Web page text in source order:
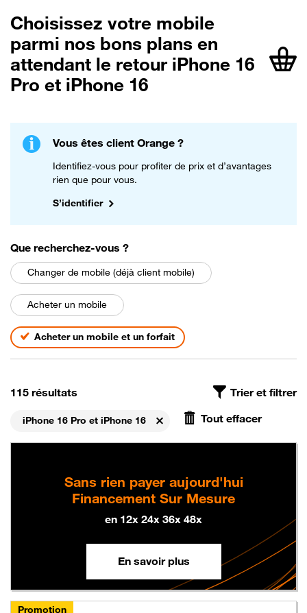
Choisissez votre mobile
parmi nos bons plans en
attendant le retour iPhone 16
Pro et iPhone 16
Vous êtes client Orange ?
Identifiez-vous pour profiter de prix et d’avantages
rien que pour vous.
S’identifier
Que recherchez-vous parmi les choix suivants
?
Changer de mobile (déjà client mobile)
Acheter un mobile
Acheter un mobile et un forfait
On a trouvé
115 résultats , avec le filtre iPhone 16 Pro et iPhone 16,
Trier et filtrer
iPhone 16 Pro et iPhone 16
Tout effacer
Sans rien payer aujourd'hui
Financement Sur Mesure
en 12x 24x 36x 48x
En savoir plus
Promotion